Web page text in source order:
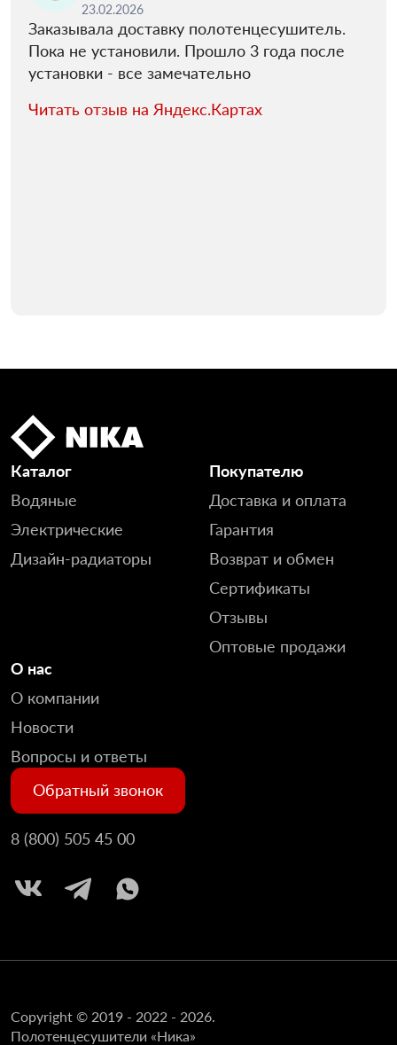
23.02.2026
Заказывала доставку полотенцесушитель.
Пока не установили. Прошло 3 года после
установки - все замечательно
Читать отзыв на Яндекс.Картах
Каталог
Водяные
Электрические
Дизайн-радиаторы
Покупателю
Доставка и оплата
Гарантия
Возврат и обмен
Сертификаты
Отзывы
Оптовые продажи
О нас
О компании
Новости
Вопросы и ответы
Обратный звонок
8 (800) 505 45 00
Copyright © 2019 - 2022 - 2026.
Полотенцесушители «Ника»